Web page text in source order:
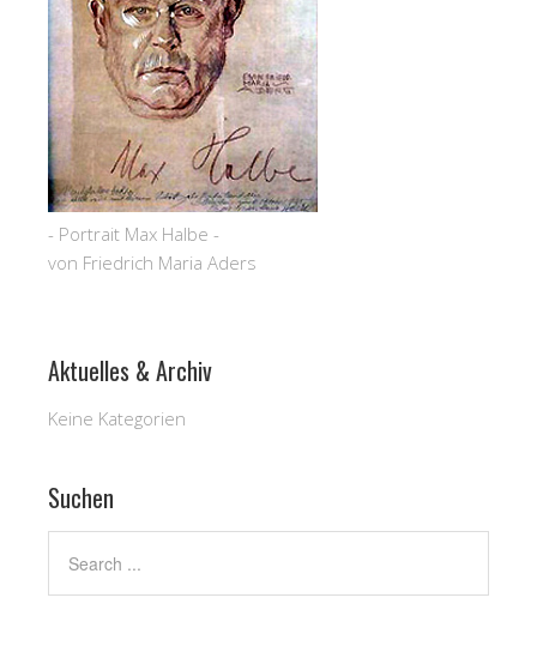
- Portrait Max Halbe -
von Friedrich Maria Aders
Aktuelles & Archiv
Keine Kategorien
Suchen